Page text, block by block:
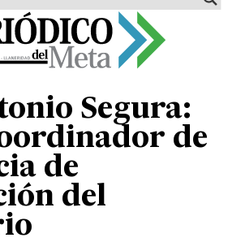
Segura:
de
de
del